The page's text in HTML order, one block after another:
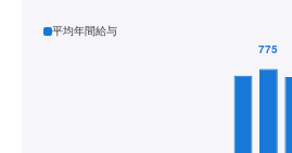
平均年間給与